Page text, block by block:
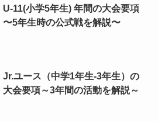
U-11(小学5年生) 年間の大会要項
〜5年生時の公式戦を解説〜
Jr.ユース（中学1年生-3年生）の
大会要項～3年間の活動を解説～